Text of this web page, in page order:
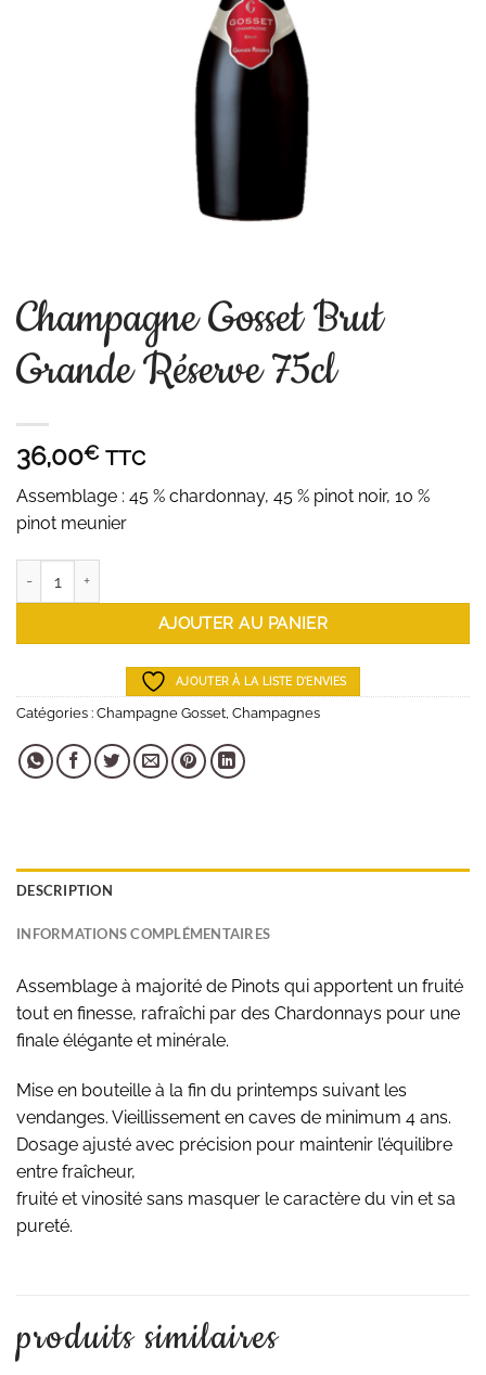
Champagne Gosset Brut
Grande Réserve 75cl
36,00€ TTC
Assemblage : 45 % chardonnay, 45 % pinot noir, 10 %
pinot meunier
AJOUTER AU PANIER
AJOUTER À LA LISTE D'ENVIES
Catégories : Champagne Gosset, Champagnes
DESCRIPTION
INFORMATIONS COMPLÉMENTAIRES
Assemblage à majorité de Pinots qui apportent un fruité
tout en finesse, rafraîchi par des Chardonnays pour une
finale élégante et minérale.
Mise en bouteille à la fin du printemps suivant les
vendanges. Vieillissement en caves de minimum 4 ans.
Dosage ajusté avec précision pour maintenir l’équilibre
entre fraîcheur,
fruité et vinosité sans masquer le caractère du vin et sa
pureté.
produits similaires